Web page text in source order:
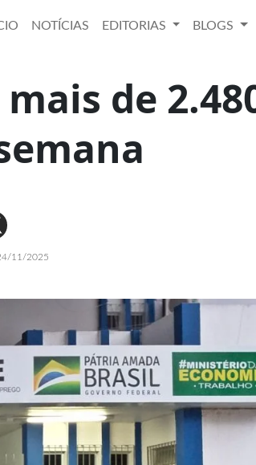
NOTÍCIAS EDITORIAS BLOGS
de
11/2025